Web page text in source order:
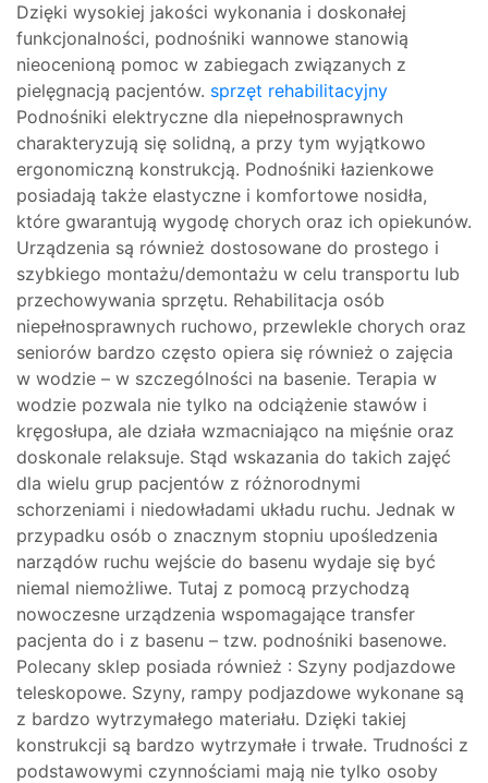
Dzięki wysokiej jakości wykonania i doskonałej
funkcjonalności, podnośniki wannowe stanowią
nieocenioną pomoc w zabiegach związanych z
pielęgnacją pacjentów. sprzęt rehabilitacyjny
Podnośniki elektryczne dla niepełnosprawnych
charakteryzują się solidną, a przy tym wyjątkowo
ergonomiczną konstrukcją. Podnośniki łazienkowe
posiadają także elastyczne i komfortowe nosidła,
które gwarantują wygodę chorych oraz ich opiekunów.
Urządzenia są również dostosowane do prostego i
szybkiego montażu/demontażu w celu transportu lub
przechowywania sprzętu. Rehabilitacja osób
niepełnosprawnych ruchowo, przewlekle chorych oraz
seniorów bardzo często opiera się również o zajęcia
w wodzie – w szczególności na basenie. Terapia w
wodzie pozwala nie tylko na odciążenie stawów i
kręgosłupa, ale działa wzmacniająco na mięśnie oraz
doskonale relaksuje. Stąd wskazania do takich zajęć
dla wielu grup pacjentów z różnorodnymi
schorzeniami i niedowładami układu ruchu. Jednak w
przypadku osób o znacznym stopniu upośledzenia
narządów ruchu wejście do basenu wydaje się być
niemal niemożliwe. Tutaj z pomocą przychodzą
nowoczesne urządzenia wspomagające transfer
pacjenta do i z basenu – tzw. podnośniki basenowe.
Polecany sklep posiada również : Szyny podjazdowe
teleskopowe. Szyny, rampy podjazdowe wykonane są
z bardzo wytrzymałego materiału. Dzięki takiej
konstrukcji są bardzo wytrzymałe i trwałe. Trudności z
podstawowymi czynnościami mają nie tylko osoby